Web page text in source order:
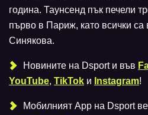
година. Таунсенд пък печели
първо в Париж, като всички са
Синякова.
Новините на Dsport и във
YouTube, TikTok и Instagram!
Мобилният Аpp на Dsport